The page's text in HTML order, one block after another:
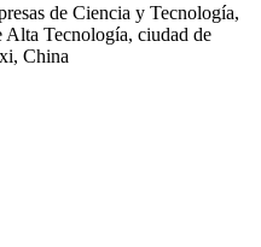
de Ciencia y Tecnología,
Alta Tecnología, ciudad de
China